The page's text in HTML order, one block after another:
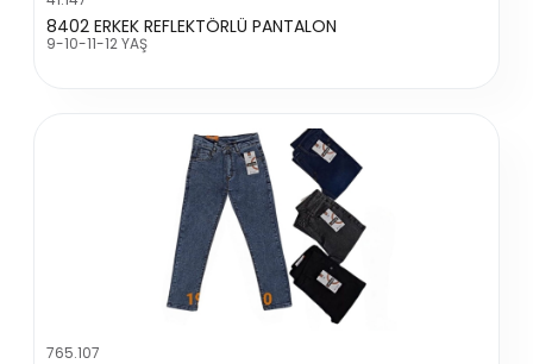
8402 ERKEK REFLEKTÖRLÜ PANTALON
9-10-11-12 YAŞ
765.107